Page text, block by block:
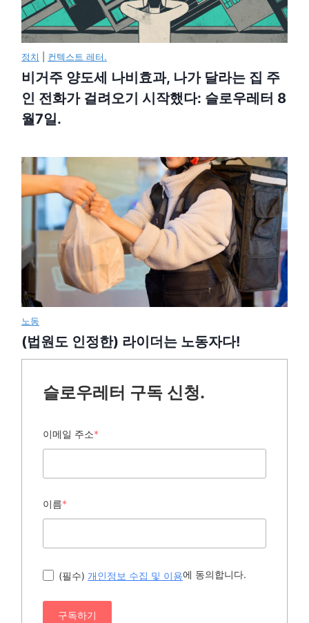
정치 컨텍스트 레터.
비거주 양도세 나비효과, 나가 달라는 집 주
인 전화가 걸려오기 시작했다: 슬로우레터 8
월7일.
노동
(법원도 인정한) 라이더는 노동자다!
슬로우레터 구독 신청.
이메일 주소*
이름*
(필수) 개인정보 수집 및 이용에 동의합니다.
구독하기